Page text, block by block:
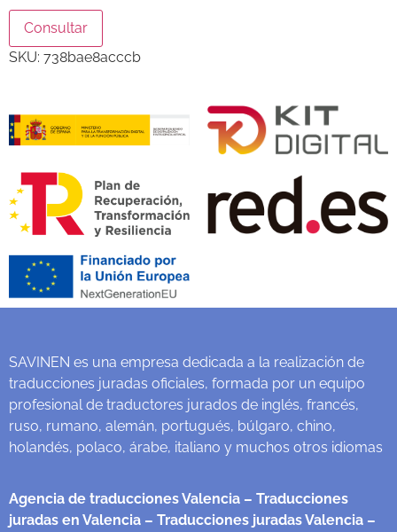
Consultar
SKU: 738bae8acccb
SAVINEN es una empresa dedicada a la realización de
traducciones juradas oficiales, formada por un equipo
profesional de traductores jurados de inglés, francés,
ruso, rumano, alemán, portugués, búlgaro, chino,
holandés, polaco, árabe, italiano y muchos otros idiomas
Agencia de traducciones Valencia – Traducciones
juradas en Valencia – Traducciones juradas Valencia –